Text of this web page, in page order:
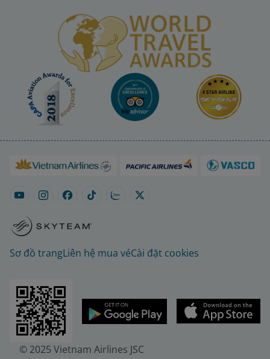
Sơ đồ trangLiên hệ mua véCài đặt cookies
© 2025 Vietnam Airlines JSC